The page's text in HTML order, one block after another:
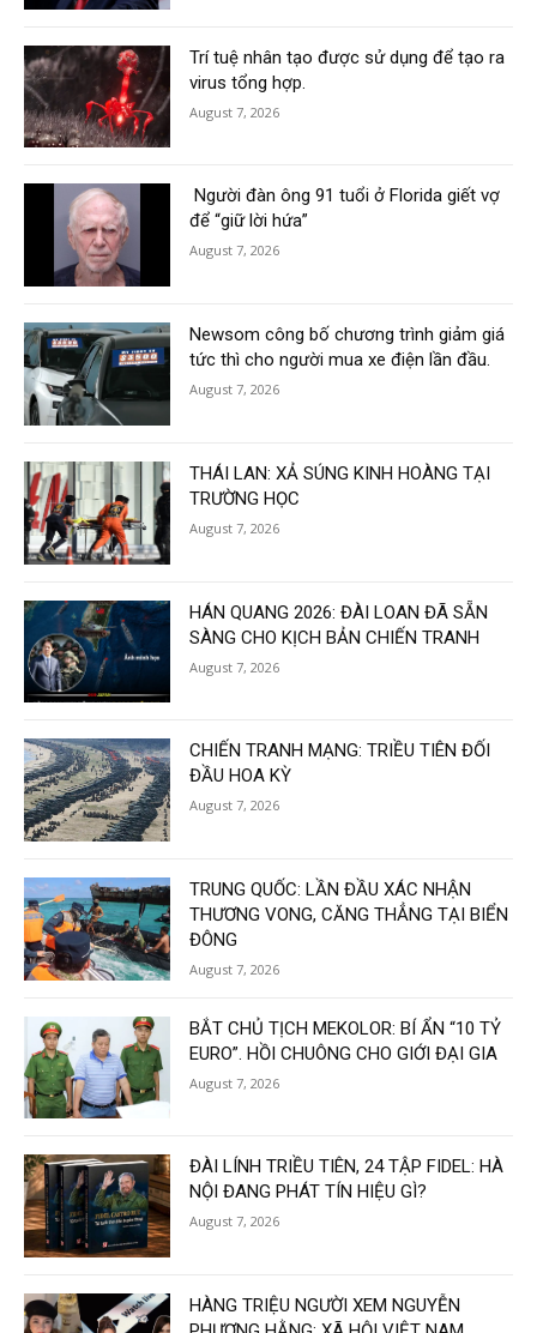
Trí tuệ nhân tạo được sử dụng để tạo ra
virus tổng hợp.
August 7, 2026
Người đàn ông 91 tuổi ở Florida giết vợ
để “giữ lời hứa”
August 7, 2026
Newsom công bố chương trình giảm giá
tức thì cho người mua xe điện lần đầu.
August 7, 2026
THÁI LAN: XẢ SÚNG KINH HOÀNG TẠI
TRƯỜNG HỌC
August 7, 2026
HÁN QUANG 2026: ĐÀI LOAN ĐÃ SẴN
SÀNG CHO KỊCH BẢN CHIẾN TRANH
August 7, 2026
CHIẾN TRANH MẠNG: TRIỀU TIÊN ĐỐI
ĐẦU HOA KỲ
August 7, 2026
TRUNG QUỐC: LẦN ĐẦU XÁC NHẬN
THƯƠNG VONG, CĂNG THẲNG TẠI BIỂN
ĐÔNG
August 7, 2026
BẮT CHỦ TỊCH MEKOLOR: BÍ ẨN “10 TỶ
EURO”. HỒI CHUÔNG CHO GIỚI ĐẠI GIA
August 7, 2026
ĐÀI LÍNH TRIỀU TIÊN, 24 TẬP FIDEL: HÀ
NỘI ĐANG PHÁT TÍN HIỆU GÌ?
August 7, 2026
HÀNG TRIỆU NGƯỜI XEM NGUYỄN